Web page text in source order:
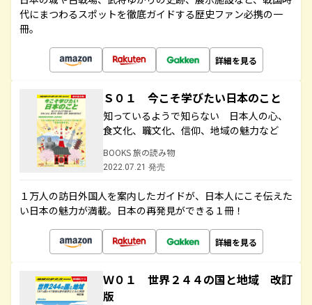
代にまつわるスポットを徹底ガイドする歴史ファン必携の一
冊。
詳細を見る
Ｓ０１ 今こそ学びたい日本のこと
知っているようで知らない 日本人の心、
食文化、職文化、信仰、地域の魅力など
BOOKS 旅の読み物
2022.07.21 発売
１万人の訪日外国人を案内したガイドが、日本人にこそ伝えた
い日本の魅力が満載。日本の再発見ができる１冊！
詳細を見る
Ｗ０１ 世界２４４の国と地域 改訂
版